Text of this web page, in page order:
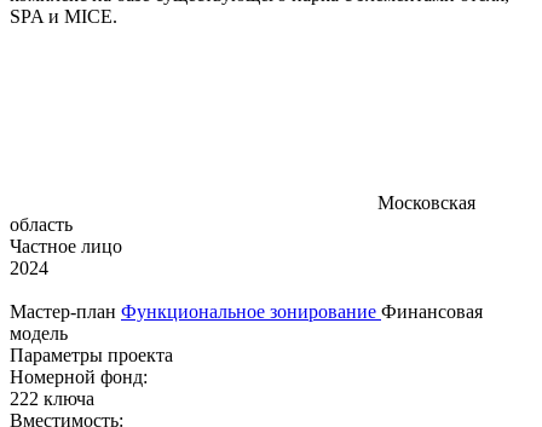
SPA и MICE.
Московская
область
Частное лицо
2024
Мастер‑план Функциональное зонирование Финансовая
модель
Параметры проекта
Номерной фонд:
222 ключа
Вместимость: